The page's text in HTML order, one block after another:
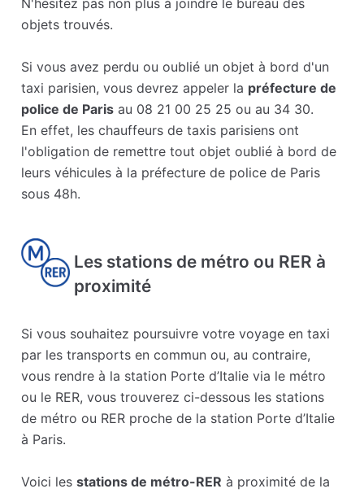
N'hésitez pas non plus à joindre le bureau des
objets trouvés.
Si vous avez perdu ou oublié un objet à bord d'un
taxi parisien, vous devrez appeler la préfecture de
police de Paris au 08 21 00 25 25 ou au 34 30.
En effet, les chauffeurs de taxis parisiens ont
l'obligation de remettre tout objet oublié à bord de
leurs véhicules à la préfecture de police de Paris
sous 48h.
Les stations de métro ou RER à
proximité
Si vous souhaitez poursuivre votre voyage en taxi
par les transports en commun ou, au contraire,
vous rendre à la station Porte d’Italie via le métro
ou le RER, vous trouverez ci-dessous les stations
de métro ou RER proche de la station Porte d’Italie
à Paris.
Voici lesstations de métro-RER à proximité de la